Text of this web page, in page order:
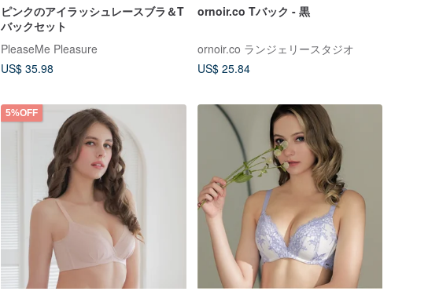
ピンクのアイラッシュレースブラ＆T
バックセット
PleaseMe Pleasure
US$ 35.98
ornoir.co Tバック - 黒
ornoir.co ランジェリースタジオ
US$ 25.84
5%OFF